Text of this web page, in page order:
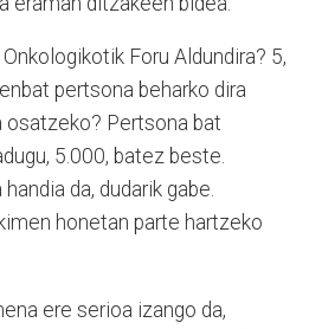
Foru Aldundira? 5,
pertsona beharko dira
Pertsona bat
5.000, batez beste.
da, dudarik gabe.
honetan parte hartzeko
ere serioa izango da,